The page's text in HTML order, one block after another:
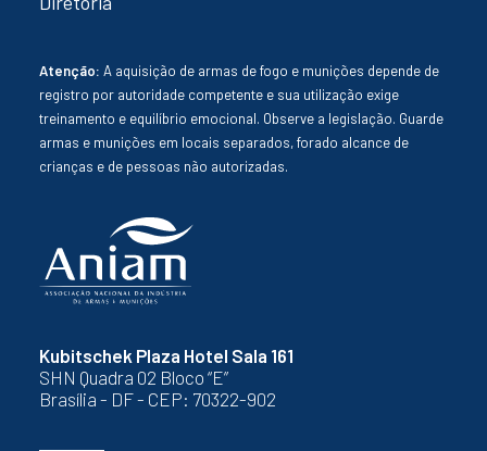
Kubitschek Plaza Hotel Sala 161
SHN Quadra 02 Bloco “E”
Brasília - DF - CEP: 70322-902
Atenção: A aquisição de armas de fogo e munições depende de
registro por autoridade competente e sua utilização exige
treinamento e equilíbrio emocional. Observe a legislação. Guarde
armas e munições em locais separados, forado alcance de
crianças e de pessoas não autorizadas.